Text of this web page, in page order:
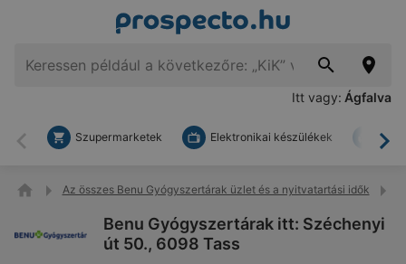
Itt vagy: Ágfalva
Vissza
Szupermarketek Elektronikai készülékek
Az összes Benu Gyógyszertárak üzlet és a nyitvatartási idők
Benu Gyógyszertárak itt: Széchenyi
út 50., 6098 Tass